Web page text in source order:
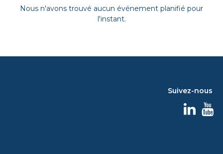
Nous n'avons trouvé aucun événement planifié pour
l'instant.
Suivez-nous